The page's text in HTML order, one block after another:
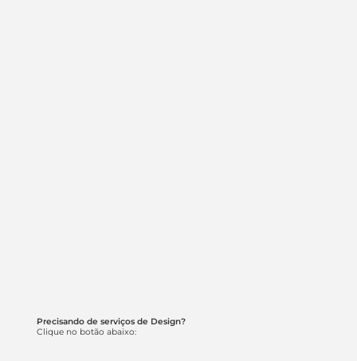
Precisando de serviços de Design?
Clique no botão abaixo: